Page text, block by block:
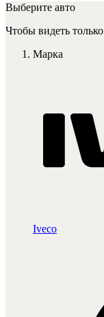
Выберите авто
Чтобы видеть
Марка
Iveco